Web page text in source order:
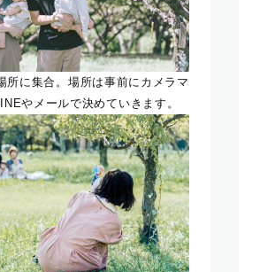
所に集合。場所は事前にカメラマ
やメールで決めていきます。